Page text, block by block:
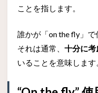
ことを指します。
誰かが「on the fly」で
それは通常、 十分に
いることを意味します